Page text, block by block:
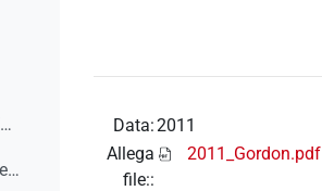
Studi e ricerche europee/ European studies and research
Normativa europea/ European legislation
Data:2011
Allega
file::
2011_Gordon.pdf